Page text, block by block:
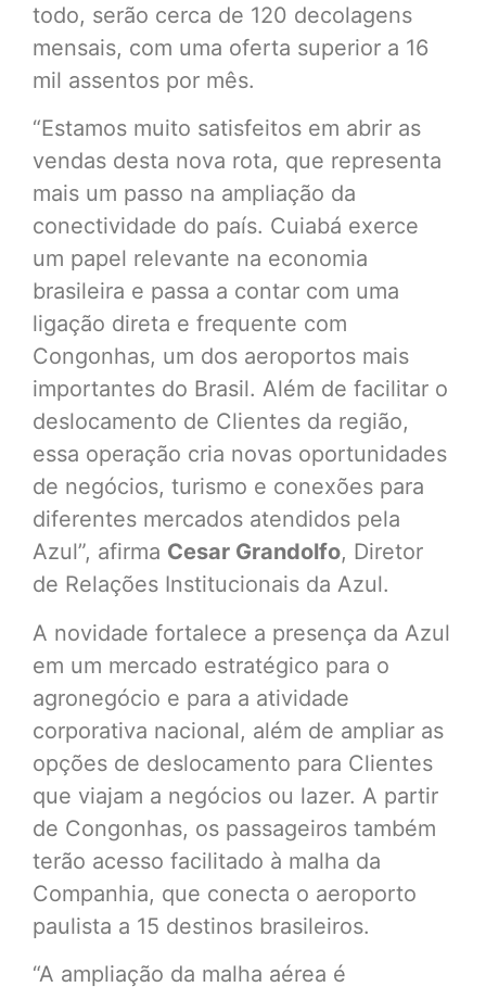
todo, serão cerca de 120 decolagens
mensais, com uma oferta superior a 16
mil assentos por mês.
“Estamos muito satisfeitos em abrir as
vendas desta nova rota, que representa
mais um passo na ampliação da
conectividade do país. Cuiabá exerce
um papel relevante na economia
brasileira e passa a contar com uma
ligação direta e frequente com
Congonhas, um dos aeroportos mais
importantes do Brasil. Além de facilitar o
deslocamento de Clientes da região,
essa operação cria novas oportunidades
de negócios, turismo e conexões para
diferentes mercados atendidos pela
Azul”, afirma Cesar Grandolfo, Diretor
de Relações Institucionais da Azul.
A novidade fortalece a presença da Azul
em um mercado estratégico para o
agronegócio e para a atividade
corporativa nacional, além de ampliar as
opções de deslocamento para Clientes
que viajam a negócios ou lazer. A partir
de Congonhas, os passageiros também
terão acesso facilitado à malha da
Companhia, que conecta o aeroporto
paulista a 15 destinos brasileiros.
“A ampliação da malha aérea é